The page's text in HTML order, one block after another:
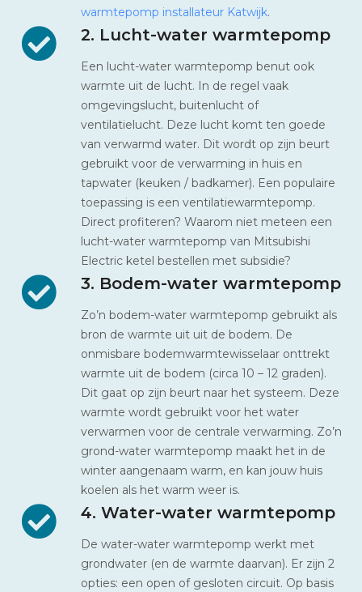
warmtepomp installateur Katwijk.
2. Lucht-water warmtepomp
Een lucht-water warmtepomp benut ook
warmte uit de lucht. In de regel vaak
omgevingslucht, buitenlucht of
ventilatielucht. Deze lucht komt ten goede
van verwarmd water. Dit wordt op zijn beurt
gebruikt voor de verwarming in huis en
tapwater (keuken / badkamer). Een populaire
toepassing is een ventilatiewarmtepomp.
Direct profiteren? Waarom niet meteen een
lucht-water warmtepomp van Mitsubishi
Electric ketel bestellen met subsidie?
3. Bodem-water warmtepomp
Zo’n bodem-water warmtepomp gebruikt als
bron de warmte uit uit de bodem. De
onmisbare bodemwarmtewisselaar onttrekt
warmte uit de bodem (circa 10 – 12 graden).
Dit gaat op zijn beurt naar het systeem. Deze
warmte wordt gebruikt voor het water
verwarmen voor de centrale verwarming. Zo’n
grond-water warmtepomp maakt het in de
winter aangenaam warm, en kan jouw huis
koelen als het warm weer is.
4. Water-water warmtepomp
De water-water warmtepomp werkt met
grondwater (en de warmte daarvan). Er zijn 2
opties: een open of gesloten circuit. Op basis